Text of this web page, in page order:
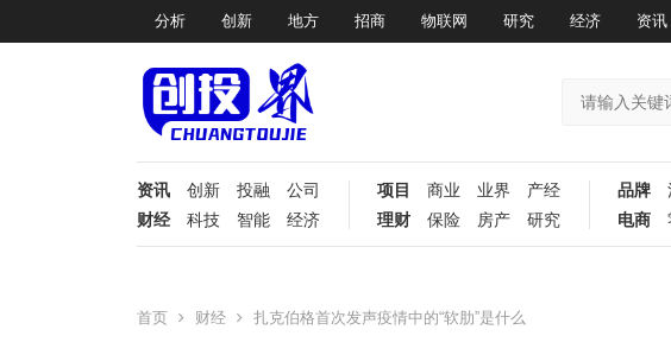
分析 创新 地方 招商 物联网 研究 经济 资讯
资讯 创新 投融
公司
财经
科技 智能 经济
项目 商业 业界
产经
理财
保险 房产 研究
品牌
电商
首页 财经 扎克伯格首次发声疫情中的“软肋”是什么